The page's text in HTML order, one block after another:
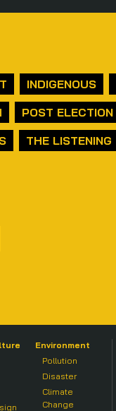
INDIGENOUS
POST ELECTION
THE LISTENING
Environment
Pollution
Disaster
Climate
Change